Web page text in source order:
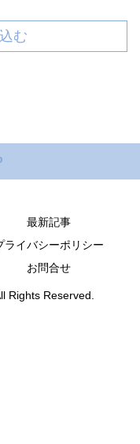
む
最新記事
ライバシーポリシー
お問合せ
Rights Reserved.